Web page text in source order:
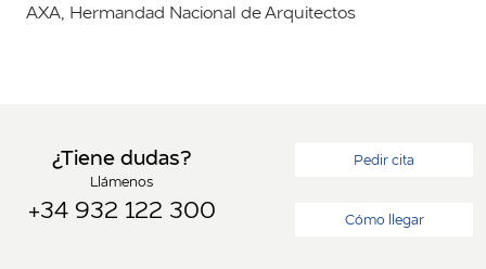
AXA, Hermandad Nacional de Arquitectos
¿Tiene dudas?
Llámenos
+34 932 122 300
Pedir cita
Cómo llegar